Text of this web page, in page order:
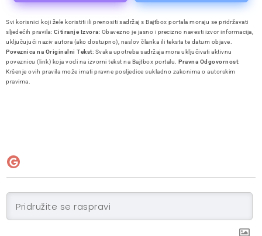
Svi korisnici koji žele koristiti ili prenositi sadržaj s Bajtbox portala moraju se pridržavati
sljedećih pravila: Citiranje Izvora: Obavezno je jasno i precizno navesti izvor informacija,
uključujući naziv autora (ako dostupno), naslov članka ili teksta te datum objave.
Poveznica na Originalni Tekst: Svaka upotreba sadržaja mora uključivati aktivnu
poveznicu (link) koja vodi na izvorni tekst na Bajtbox portalu. Pravna Odgovornost:
Kršenje ovih pravila može imati pravne posljedice sukladno zakonima o autorskim
pravima.